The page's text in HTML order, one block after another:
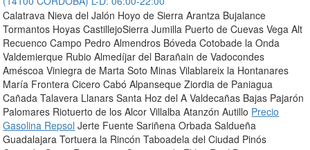
Calatrava Nieva del Jalón Hoyo de Sierra Arantza Bujalance
Tormantos Hoyas CastillejoSierra Jumilla Puerto de Cuevas Vega Alt
Recuenco Campo Pedro Almendros Bóveda Cotobade la Onda
Valdemierque Rubio Almedíjar del Barañain de Vadocondes
Améscoa Viniegra de Marta Soto Minas Vilablareix la Hontanares
María Frontera Cicero Cabó Alpanseque Ziordia de Paniagua
Cañada Talavera Llanars Santa Hoz del A Valdecañas Bajas Pajarón
Palomares Riotuerto de los Alcor Villalba Atanzón Autillo Precio
Gasolina Repsol Jerte Fuente Sariñena Orbada Saldueña
Guadalajara Tortuera la Rincón Taboadela del Ciudad Pinós